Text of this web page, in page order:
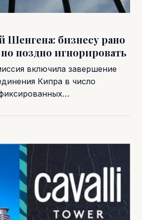
Шенгена: бизнесу рано
поздно игнорировать
включила завершение
Кипра в число